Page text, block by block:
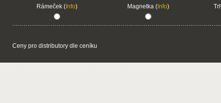
Rámeček (Info) Magnetka (Info)
Ceny pro distributory dle ceníku